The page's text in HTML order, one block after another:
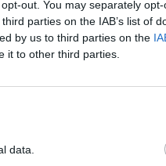
out. You may separately
parties on the IAB’s list of
by us to third parties on the
it to other third parties.
data.
υπεύθυνη για